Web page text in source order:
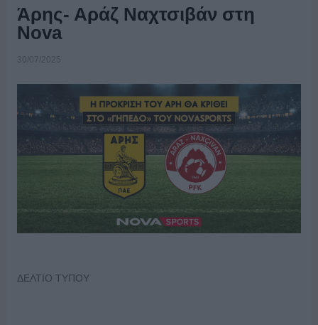
Άρης- Αράζ Ναχτσιβάν στη
Nova
30/07/2025
ΔΕΛΤΙΟ ΤΥΠΟΥ